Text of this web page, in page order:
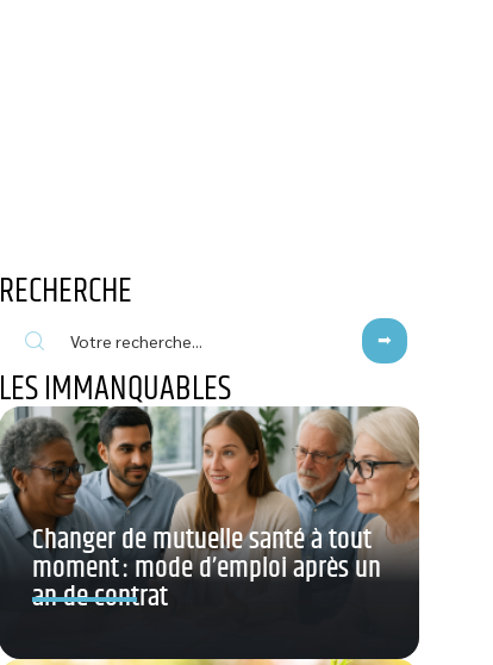
RECHERCHE
LES IMMANQUABLES
Changer de mutuelle santé à tout
moment : mode d’emploi après un
an de contrat